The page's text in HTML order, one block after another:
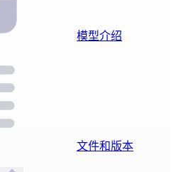
模型介绍
文件和版本